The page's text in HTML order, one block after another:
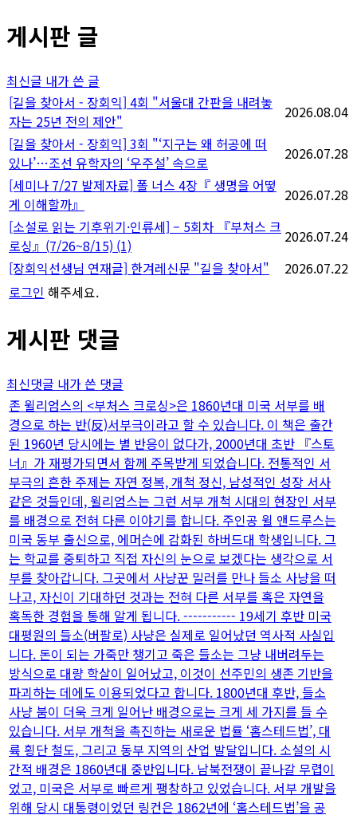
게시판 글
최신글 내가 쓴 글
[길을 찾아서 - 장회익] 4회 "서울대 간판을 내려놓
자는 25년 전의 제안"
2026.08.04
[길을 찾아서 - 장회익] 3회 "‘지구는 왜 허공에 떠
있나’…조선 유학자의 ‘우주설’ 속으로
2026.07.28
[세미나 7/27 발제자료] 폴 너스 4장『 생명을 어떻
게 이해할까』
2026.07.28
[소설로 읽는 기후위기·인류세] – 5회차 『부처스 크
로싱』(7/26~8/15) (1)
2026.07.24
[장회익선생님 연재글] 한겨레신문 "길을 찾아서"
2026.07.22
로그인 해주세요.
게시판 댓글
최신댓글 내가 쓴 댓글
존 윌리엄스의 <부처스 크로싱>은 1860년대 미국 서부를 배
경으로 하는 반(反)서부극이라고 할 수 있습니다. 이 책은 출간
된 1960년 당시에는 별 반응이 없다가, 2000년대 초반 『스토
너』가 재평가되면서 함께 주목받게 되었습니다. 전통적인 서
부극의 흔한 주제는 자연 정복, 개척 정신, 남성적인 성장 서사
같은 것들인데, 윌리엄스는 그런 서부 개척 시대의 현장인 서부
를 배경으로 전혀 다른 이야기를 합니다. 주인공 윌 앤드루스는
미국 동부 출신으로, 에머슨에 감화된 하버드대 학생입니다. 그
는 학교를 중퇴하고 직접 자신의 눈으로 보겠다는 생각으로 서
부를 찾아갑니다. 그곳에서 사냥꾼 밀러를 만나 들소 사냥을 떠
나고, 자신이 기대하던 것과는 전혀 다른 서부를 혹은 자연을
혹독한 경험을 통해 알게 됩니다. ----------- 19세기 후반 미국
대평원의 들소(버팔로) 사냥은 실제로 일어났던 역사적 사실입
니다. 돈이 되는 가죽만 챙기고 죽은 들소는 그냥 내버려두는
방식으로 대량 학살이 일어났고, 이것이 선주민의 생존 기반을
파괴하는 데에도 이용되었다고 합니다. 1800년대 후반, 들소
사냥 붐이 더욱 크게 일어난 배경으로는 크게 세 가지를 들 수
있습니다. 서부 개척을 촉진하는 새로운 법률 ‘홈스테드법’, 대
륙 횡단 철도, 그리고 동부 지역의 산업 발달입니다. 소설의 시
간적 배경은 1860년대 중반입니다. 남북전쟁이 끝나갈 무렵이
었고, 미국은 서부로 빠르게 팽창하고 있었습니다. 서부 개발을
위해 당시 대통령이었던 링컨은 1862년에 ‘홈스테드법’을 공